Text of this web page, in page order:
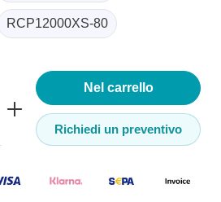
RCP12000XS-80
Nel carrello
Richiedi un preventivo